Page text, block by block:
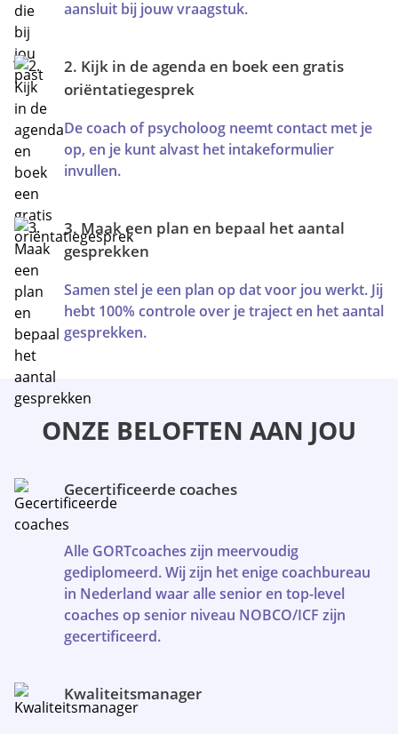
aansluit bij jouw vraagstuk.
2. Kijk in de agenda en boek een gratis
oriëntatiegesprek
De coach of psycholoog neemt contact met je
op, en je kunt alvast het intakeformulier
invullen.
3. Maak een plan en bepaal het aantal
gesprekken
Samen stel je een plan op dat voor jou werkt. Jij
hebt 100% controle over je traject en het aantal
gesprekken.
ONZE BELOFTEN AAN JOU
Gecertificeerde coaches
Alle GORTcoaches zijn meervoudig
gediplomeerd. Wij zijn het enige coachbureau
in Nederland waar alle senior en top-level
coaches op senior niveau NOBCO/ICF zijn
gecertificeerd.
Kwaliteitsmanager